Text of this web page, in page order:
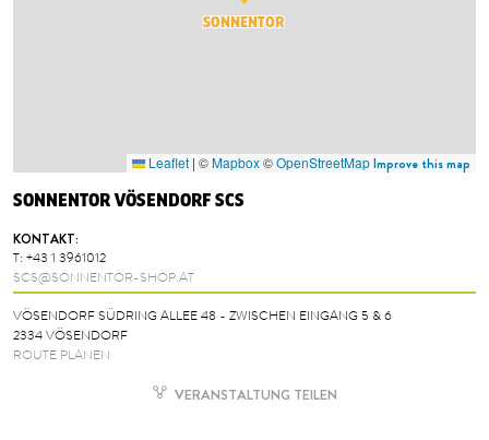
SONNENTOR VÖSENDORF SCS
KONTAKT:
T: +43 1 3961012
SCS@SONNENTOR-SHOP.AT
VÖSENDORF SÜDRING ALLEE 48 - ZWISCHEN EINGANG 5 & 6
2334 VÖSENDORF
ROUTE PLANEN
VERANSTALTUNG TEILEN
SONNENTOR
Leaflet | ©Mapbox©OpenStreetMapImprove this map